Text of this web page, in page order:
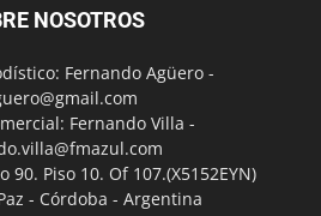
NOSOTROS
Fernando Agüero -
Fernando Villa -
90. Piso 10. Of 107.(X5152EYN)
- Córdoba - Argentina